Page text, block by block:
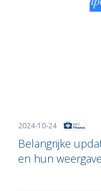
2024-10-24
Belangrijke
en hun weergave